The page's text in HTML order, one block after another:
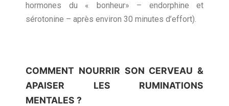
hormones du « bonheur» – endorphine et
sérotonine – après environ 30 minutes d’effort).
COMMENT NOURRIR SON CERVEAU &
APAISER LES RUMINATIONS
MENTALES ?